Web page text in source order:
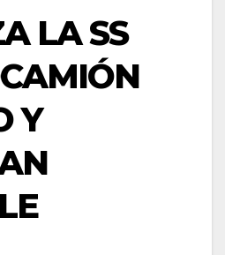
LA SS
Y